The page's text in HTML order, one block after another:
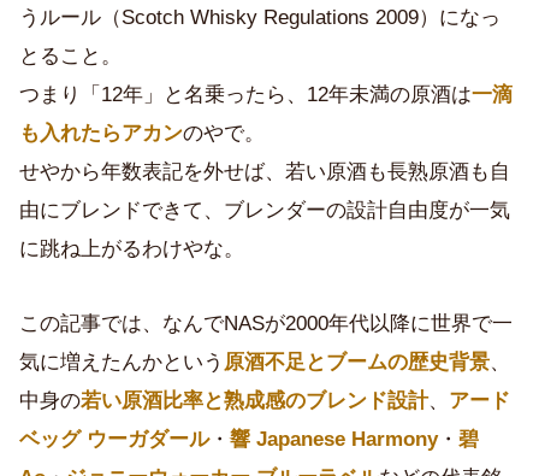
うルール（Scotch Whisky Regulations 2009）になっ
とること。
つまり「12年」と名乗ったら、12年未満の原酒は一滴
も入れたらアカンのやで。
せやから年数表記を外せば、若い原酒も長熟原酒も自
由にブレンドできて、ブレンダーの設計自由度が一気
に跳ね上がるわけやな。
この記事では、なんでNASが2000年代以降に世界で一
気に増えたんかという 原酒不足とブームの歴史背景、
中身の若い原酒比率と熟成感のブレンド設計、 アード
ベッグ ウーガダール・響 Japanese Harmony・ 碧